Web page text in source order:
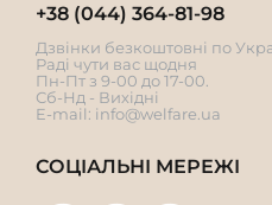
+38 (044) 364-81-98
Дзвінки безкоштовні по
Раді чути вас щодня
Пн-Пт з 9-00 до 17-00.
Сб-Нд - Вихідні
E-mail: info@welfare.ua
СОЦІАЛЬНІ МЕРЕЖІ